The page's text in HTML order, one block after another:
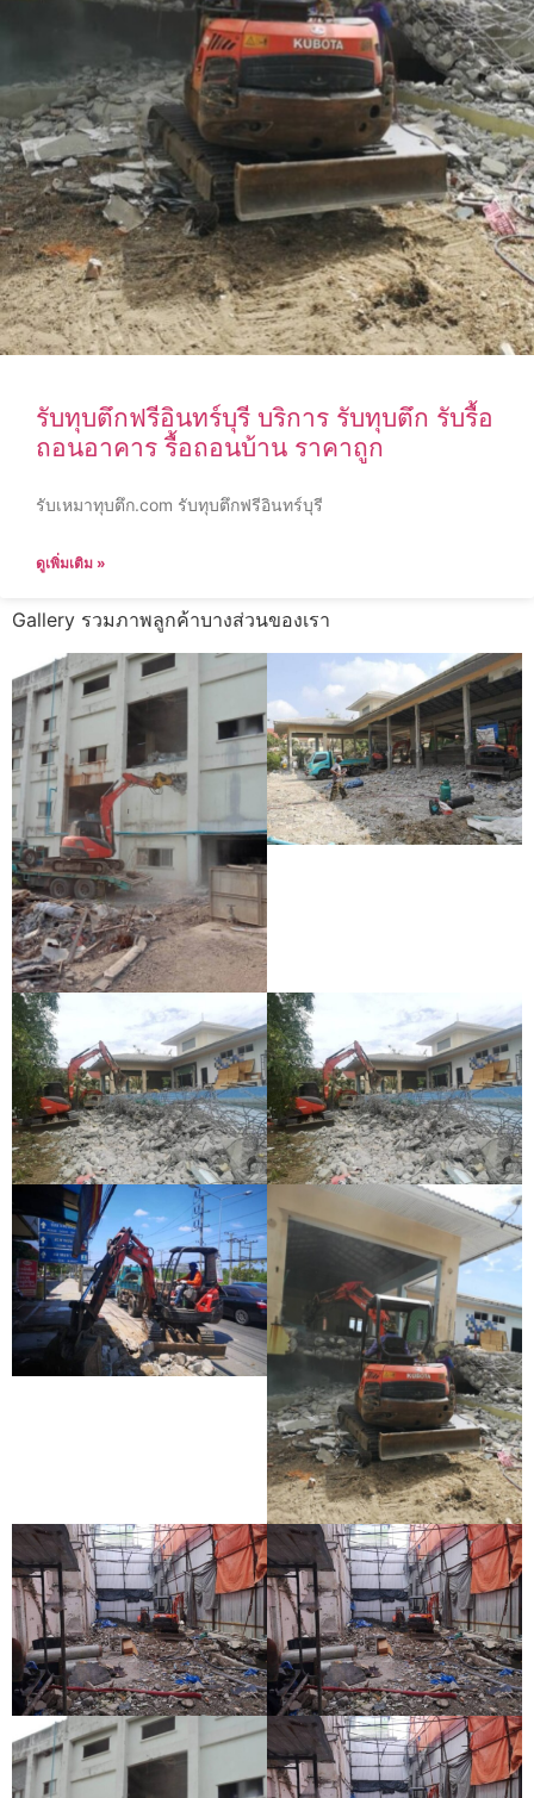
รับทุบตึกฟรีอินทร์บุรี บริการ รับทุบตึก รับรื้อ
ถอนอาคาร รื้อถอนบ้าน ราคาถูก
รับเหมาทุบตึก.com รับทุบตึกฟรีอินทร์บุรี
ดูเพิ่มเติม »
Gallery รวมภาพลูกค้าบางส่วนของเรา